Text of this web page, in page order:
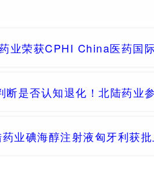
药业荣获CPHI China医药国
断是否认知退化！北陆药业
药业碘海醇注射液匈牙利获